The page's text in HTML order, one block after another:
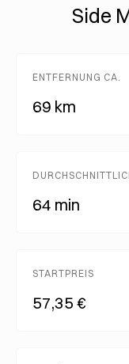
Side
ENTFERNUNG CA.
69 km
64 min
STARTPREIS
57,35 €